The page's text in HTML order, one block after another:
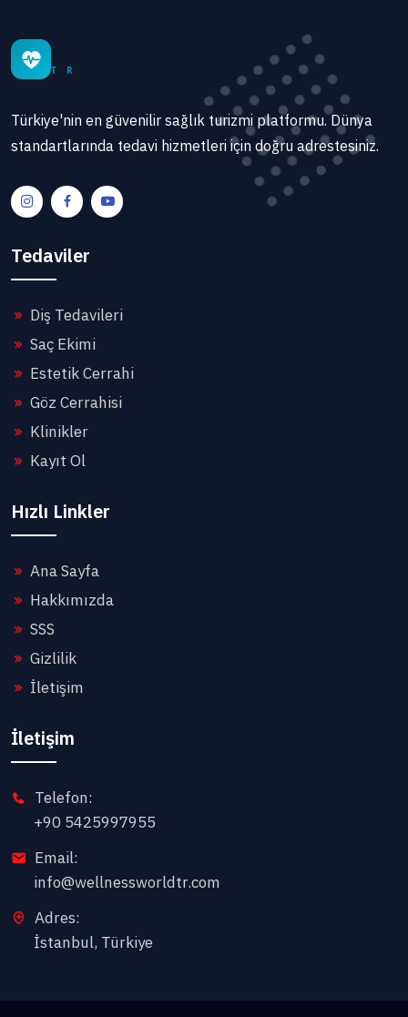
T R
Türkiye'nin en güvenilir sağlık turizmi platformu. Dünya
standartlarında tedavi hizmetleri için doğru adrestesiniz.
Tedaviler
Diş Tedavileri
Saç Ekimi
Estetik Cerrahi
Göz Cerrahisi
Klinikler
Kayıt Ol
Hızlı Linkler
Ana Sayfa
Hakkımızda
SSS
Gizlilik
İletişim
İletişim
Telefon:
+90 5425997955
Email:
info@wellnessworldtr.com
Adres:
İstanbul, Türkiye